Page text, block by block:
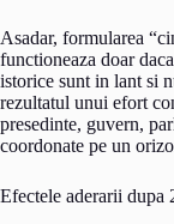
Asadar, formularea
functioneaza doar
istorice sunt in lant si
rezultatul unui efort
presedinte, guvern,
coordonate pe un
Efectele aderarii dupa